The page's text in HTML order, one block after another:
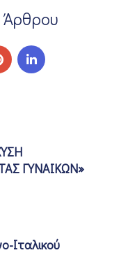
Άρθρου
ΓΥΝΑΙΚΩΝ»
Ιταλικού